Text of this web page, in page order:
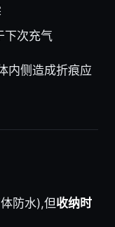
下次充气
侧造成折痕应
防水),但收纳时